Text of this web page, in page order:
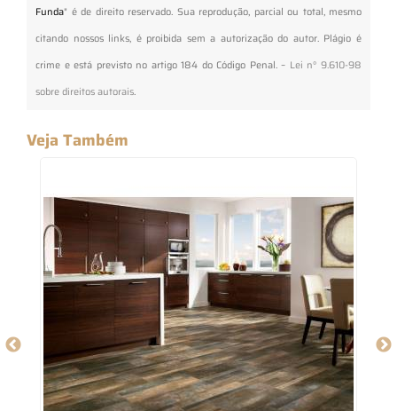
Funda" é de direito reservado. Sua reprodução, parcial ou total, mesmo
citando nossos links, é proibida sem a autorização do autor. Plágio é
crime e está previsto no artigo 184 do Código Penal. – Lei n° 9.610-98
sobre direitos autorais.
Veja Também